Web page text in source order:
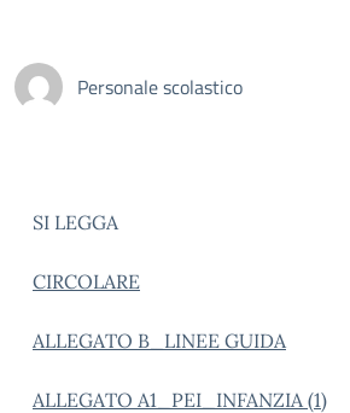
Personale scolastico
SI LEGGA
CIRCOLARE
ALLEGATO B_LINEE GUIDA
ALLEGATO A1_PEI_INFANZIA (1)